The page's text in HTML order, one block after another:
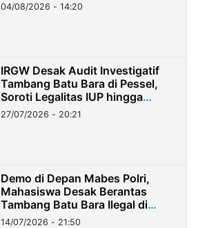
04/08/2026 - 14:20
IRGW Desak Audit Investigatif
Tambang Batu Bara di Pessel,
Soroti Legalitas IUP hingga
Stockpile
27/07/2026 - 20:21
Demo di Depan Mabes Polri,
Mahasiswa Desak Berantas
Tambang Batu Bara Ilegal di
Lampung
14/07/2026 - 21:50